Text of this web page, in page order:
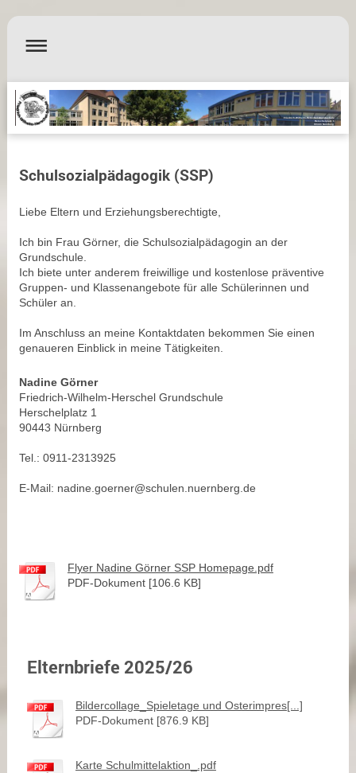
Friedrich-Wilhelm-Herschel-Grundschule
Herschelplatz 1
90443 Nürnberg
Schulsozialpädagogik (SSP)
Liebe Eltern und Erziehungsberechtigte,
Ich bin Frau Görner, die Schulsozialpädagogin an der
Grundschule.
Ich biete unter anderem freiwillige und kostenlose präventive
Gruppen- und Klassenangebote für alle Schülerinnen und
Schüler an.
Im Anschluss an meine Kontaktdaten bekommen Sie einen
genaueren Einblick in meine Tätigkeiten.
Nadine Görner
Friedrich-Wilhelm-Herschel Grundschule
Herschelplatz 1
90443 Nürnberg
Tel.: 0911-2313925
E-Mail: nadine.goerner@schulen.nuernberg.de
Flyer Nadine Görner SSP Homepage.pdf
PDF-Dokument [106.6 KB]
Elternbriefe 2025/26
Bildercollage_Spieletage und Osterimpres[...]
PDF-Dokument [876.9 KB]
Karte Schulmittelaktion_.pdf